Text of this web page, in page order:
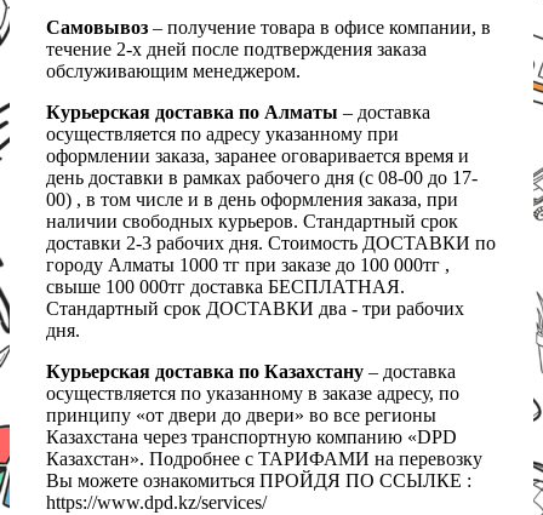
Самовывоз – получение товара в офисе компании, в
течение 2-х дней после подтверждения заказа
обслуживающим менеджером.
Курьерская доставка по Алматы – доставка
осуществляется по адресу указанному при
оформлении заказа, заранее оговаривается время и
день доставки в рамках рабочего дня (с 08-00 до 17-
00) , в том числе и в день оформления заказа, при
наличии свободных курьеров. Стандартный срок
доставки 2-3 рабочих дня. Стоимость ДОСТАВКИ по
городу Алматы 1000 тг при заказе до 100 000тг ,
свыше 100 000тг доставка БЕСПЛАТНАЯ.
Стандартный срок ДОСТАВКИ два - три рабочих
дня.
Курьерская доставка по Казахстану – доставка
осуществляется по указанному в заказе адресу, по
принципу «от двери до двери» во все регионы
Казахстана через транспортную компанию «DPD
Казахстан». Подробнее с ТАРИФАМИ на перевозку
Вы можете ознакомиться ПРОЙДЯ ПО ССЫЛКЕ :
https://www.dpd.kz/services/